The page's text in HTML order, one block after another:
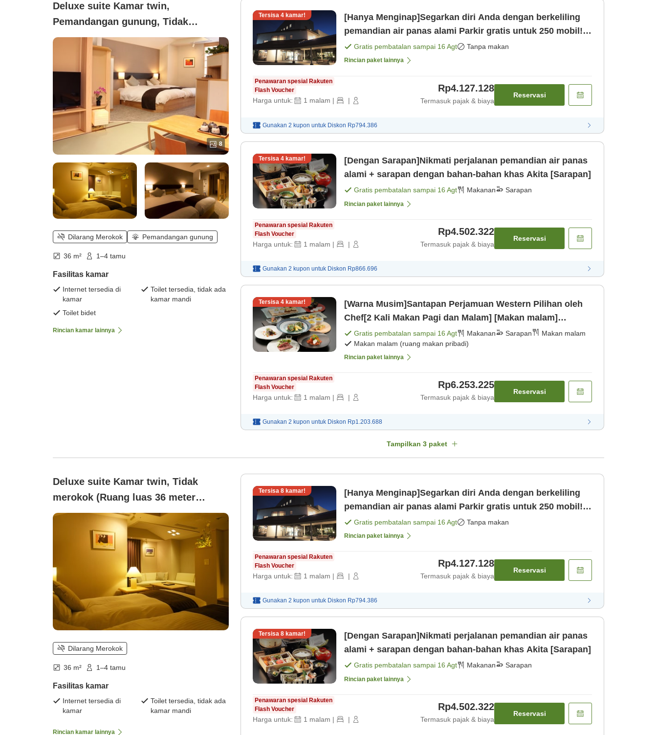
Deluxe suite Kamar twin,
Pemandangan gunung, Tidak
merokok (Ruang luas dengan tempat
tidur tamu dan ukuran 36 meter
persegi)
8
Dilarang Merokok Pemandangan gunung
36 m² 1–4 tamu
Fasilitas kamar
Internet tersedia di
kamar
Toilet tersedia, tidak ada
kamar mandi
Toilet bidet
Rincian kamar lainnya
Tersisa 4 kamar!
[Hanya Menginap]Segarkan diri Anda dengan berkeliling
pemandian air panas alami Parkir gratis untuk 250 mobil!
Hanya 2 menit berj [Kamar saja]
Gratis pembatalan sampai 16 Agt Tanpa makan
Rincian paket lainnya
Penawaran spesial Rakuten
Flash Voucher
Harga untuk: 1 malam | |
Rp4.127.128
Termasuk pajak & biaya
Reservasi
Gunakan 2 kupon untuk Diskon Rp794.386
Tersisa 4 kamar!
[Dengan Sarapan]Nikmati perjalanan pemandian air panas
alami + sarapan dengan bahan-bahan khas Akita [Sarapan]
Gratis pembatalan sampai 16 Agt Makanan Sarapan
Rincian paket lainnya
Penawaran spesial Rakuten
Flash Voucher
Harga untuk: 1 malam | |
Rp4.502.322
Termasuk pajak & biaya
Reservasi
Gunakan 2 kupon untuk Diskon Rp866.696
Tersisa 4 kamar!
[Warna Musim]Santapan Perjamuan Western Pilihan oleh
Chef[2 Kali Makan Pagi dan Malam] [Makan malam]
[Sarapan]
Gratis pembatalan sampai 16 Agt Makanan Sarapan
Makan malam
Makan malam (ruang makan pribadi)
Rincian paket lainnya
Penawaran spesial Rakuten
Flash Voucher
Harga untuk: 1 malam | |
Rp6.253.225
Termasuk pajak & biaya
Reservasi
Gunakan 2 kupon untuk Diskon Rp1.203.688
Tampilkan 3 paket
Deluxe suite Kamar twin, Tidak
merokok (Ruang luas 36 meter
persegi dengan tempat tidur gaya
barat untuk tamu.)
Dilarang Merokok
36 m² 1–4 tamu
Fasilitas kamar
Internet tersedia di
kamar
Toilet tersedia, tidak ada
kamar mandi
Rincian kamar lainnya
Tersisa 8 kamar!
[Hanya Menginap]Segarkan diri Anda dengan berkeliling
pemandian air panas alami Parkir gratis untuk 250 mobil!
Hanya 2 menit berj [Kamar saja]
Gratis pembatalan sampai 16 Agt Tanpa makan
Rincian paket lainnya
Penawaran spesial Rakuten
Flash Voucher
Harga untuk: 1 malam | |
Rp4.127.128
Termasuk pajak & biaya
Reservasi
Gunakan 2 kupon untuk Diskon Rp794.386
Tersisa 8 kamar!
[Dengan Sarapan]Nikmati perjalanan pemandian air panas
alami + sarapan dengan bahan-bahan khas Akita [Sarapan]
Gratis pembatalan sampai 16 Agt Makanan Sarapan
Rincian paket lainnya
Penawaran spesial Rakuten
Flash Voucher
Harga untuk: 1 malam | |
Rp4.502.322
Termasuk pajak & biaya
Reservasi